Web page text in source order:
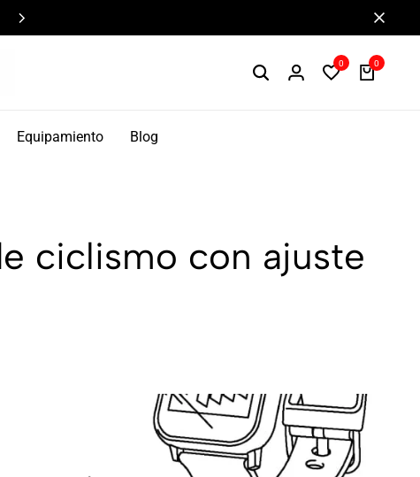
Componentes de alto rendimiento y bikepacking
0 0
Equipamiento Blog
ciclismo con ajuste